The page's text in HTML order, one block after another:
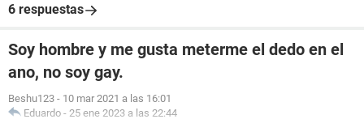
6 respuestas
Soy hombre y me gusta meterme el dedo en el
ano, no soy gay.
Beshu123 - 10 mar 2021 a las 16:01
Eduardo - 25 ene 2023 a las 22:44